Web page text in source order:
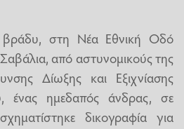
βράδυ, στη Νέα Εθνική Οδό
από αστυνομικούς της
Δίωξης και Εξιχνίασης
ένας ημεδαπός άνδρας, σε
δικογραφία για